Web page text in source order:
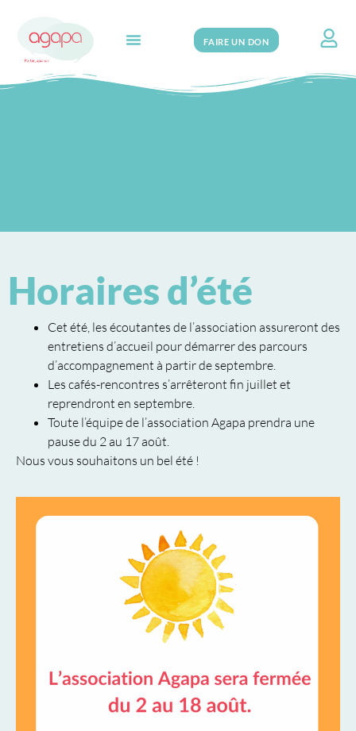
FAIRE UN DON
Horaires d’été
Cet été, les écoutantes de l’association assureront des
entretiens d’accueil pour démarrer des parcours
d’accompagnement à partir de septembre.
Les cafés-rencontres s’arrêteront fin juillet et
reprendront en septembre.
Toute l’équipe de l’association Agapa prendra une
pause du 2 au 17 août.
Nous vous souhaitons un bel été !